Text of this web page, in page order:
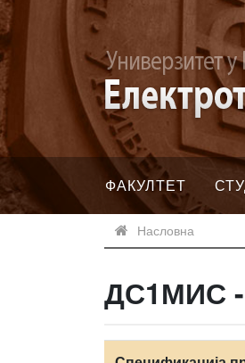
ФАКУЛТЕТ
Насловна
ДС1МИС -